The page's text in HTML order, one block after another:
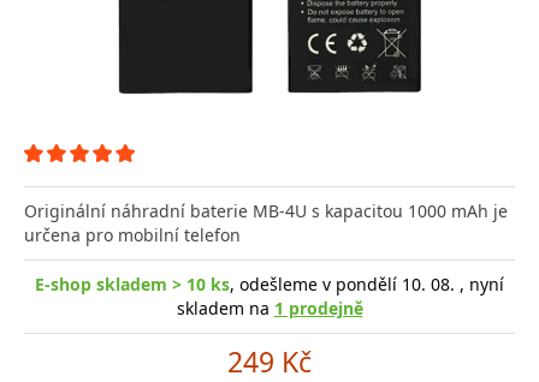
Originální náhradní baterie MB-4U s kapacitou 1000 mAh je
určena pro mobilní telefon
E-shop skladem > 10 ks, odešleme v pondělí 10. 08. , nyní
skladem na 1 prodejně
249 Kč